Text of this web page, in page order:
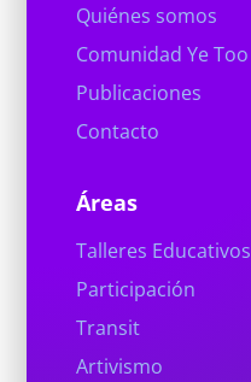
Quiénes somos
Comunidad Ye Too
Publicaciones
Contacto
Áreas
Talleres Educativos
Participación
Transit
Artivismo